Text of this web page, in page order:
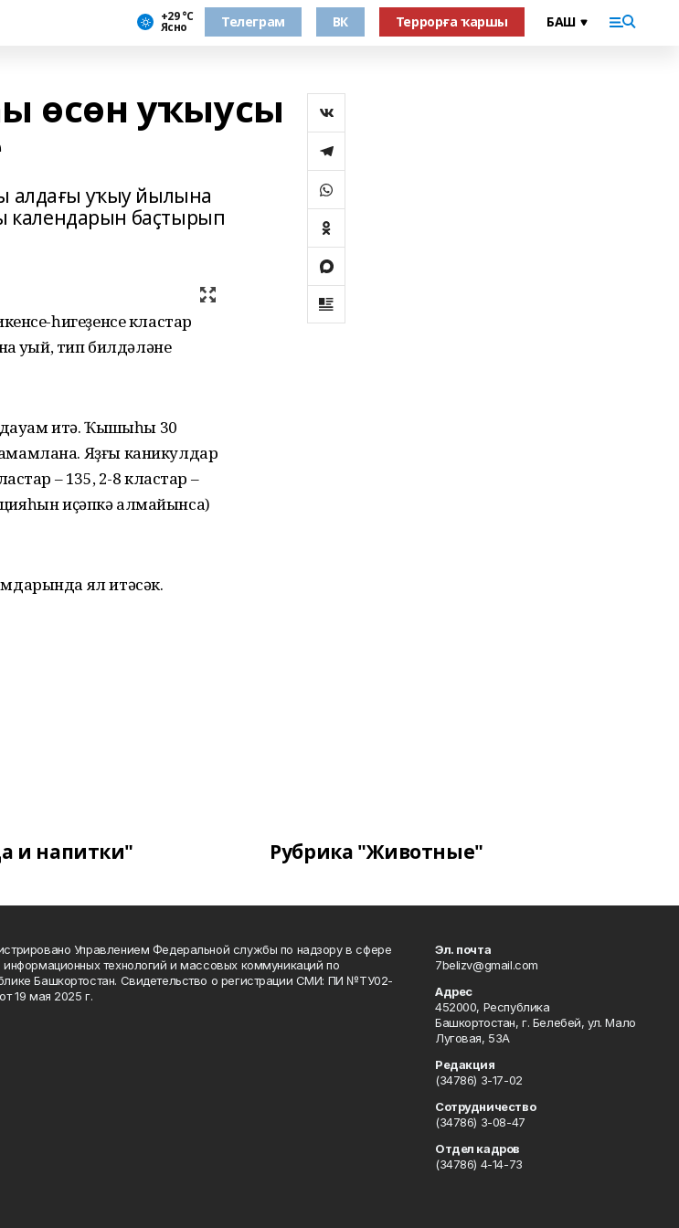
+29 °С
Ясно Телеграм ВК Террорға ҡаршы
өсөн уҡыусы
алдағы уҡыу йылына
календарын баҫтырып
һигеҙенсе кластар
уҡый, тип билдәләне
итә. Ҡышҡыһы 30
Яҙғы каникулдар
– 135, 2-8 кластар –
иҫәпкә алмайынса)
ял итәсәк.
и напитки" Рубрика "Животные"
Управлением Федеральной службы по надзору в сфере
информационных технологий и массовых коммуникаций по
Башкортостан. Свидетельство о регистрации СМИ: ПИ №ТУ02-
19 мая 2025 г.
Эл. почта
7belizv@gmail.com
Адрес
452000, Республика
Башкортостан, г. Белебей, ул. Мало
Луговая, 53А
Редакция
(34786) 3-17-02
Сотрудничество
(34786) 3-08-47
Отдел кадров
(34786) 4-14-73